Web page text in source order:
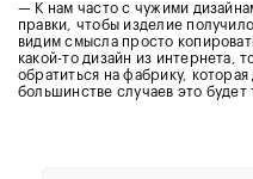
— К нам часто с чужими
правки, чтобы изделие
видим смысла просто
какой-то дизайн из интернета,
обратиться на фабрику,
большинстве случаев это